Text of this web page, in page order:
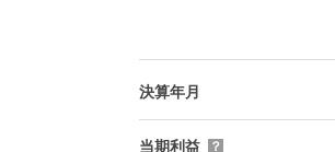
決算年月
当期利益 ？